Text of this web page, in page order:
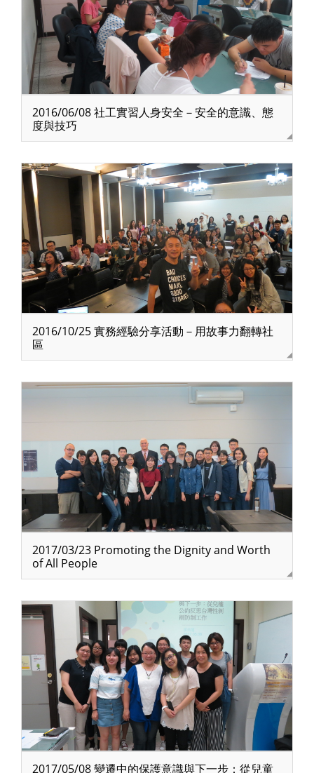
2016/06/08 社工實習人身安全－安全的意識、態
度與技巧
2016/10/25 實務經驗分享活動－用故事力翻轉社
區
2017/03/23 Promoting the Dignity and Worth
of All People
2017/05/08 變遷中的保護意識與下一步：從兒童